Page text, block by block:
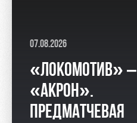
07.08.2026
«ЛОКОМОТИВ» –
«АКРОН».
ПРЕДМАТЧЕВАЯ